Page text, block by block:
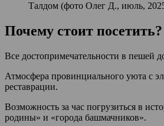
Талдом (фото Олег Д., июль,
Почему стоит посетить?
Все достопримечательности в пешей
Атмосфера провинциального уюта с
реставрации.
Возможность за час погрузиться в
родины» и «города башмачников».